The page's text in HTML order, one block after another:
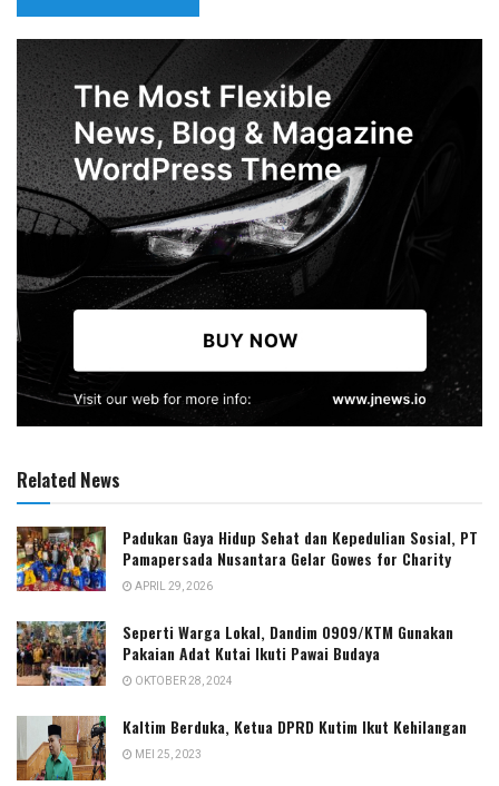
Related News
Padukan Gaya Hidup Sehat dan Kepedulian Sosial, PT
Pamapersada Nusantara Gelar Gowes for Charity
APRIL 29, 2026
Seperti Warga Lokal, Dandim 0909/KTM Gunakan
Pakaian Adat Kutai Ikuti Pawai Budaya
OKTOBER 28, 2024
Kaltim Berduka, Ketua DPRD Kutim Ikut Kehilangan
MEI 25, 2023